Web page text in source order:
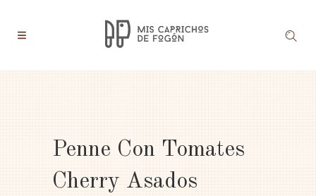
Penne Con Tomates
Cherry Asados